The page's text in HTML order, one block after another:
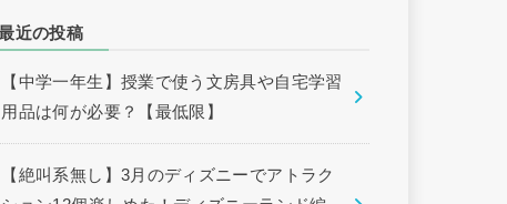
近の投稿
【中学一年生】授業で使う文房具や自宅学習
用品は何が必要？【最低限】
【絶叫系無し】3月のディズニーでアトラク